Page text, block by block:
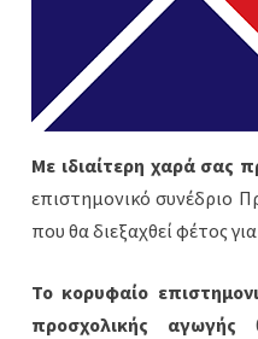
Με ιδιαίτερη χαρά σας
επιστημονικό συνέδριο
που θα διεξαχθεί φέτος
Το κορυφαίο
προσχολικής αγωγής